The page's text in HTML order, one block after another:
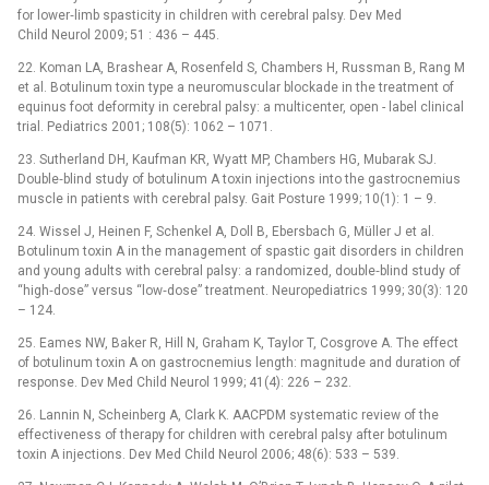
for lower‑limb spasticity in children with cerebral palsy. Dev Med
Child Neurol 2009; 51 : 436 –⁠ 445.
22. Koman LA, Brashear A, Rosenfeld S, Chambers H, Russman B, Rang M
et al. Botulinum toxin type a neuromuscular blockade in the treatment of
equinus foot deformity in cerebral palsy: a multicenter, open -⁠ label clinical
trial. Pediatrics 2001; 108(5): 1062 –⁠ 1071.
23. Sutherland DH, Kaufman KR, Wyatt MP, Chambers HG, Mubarak SJ.
Double‑blind study of botulinum A toxin injections into the gastrocnemius
muscle in patients with cerebral palsy. Gait Posture 1999; 10(1): 1 –⁠ 9.
24. Wissel J, Heinen F, Schenkel A, Doll B, Ebersbach G, Müller J et al.
Botulinum toxin A in the management of spastic gait disorders in children
and young adults with cerebral palsy: a randomized, double‑blind study of
“high‑dose” versus “low‑dose” treatment. Neuropediatrics 1999; 30(3): 120
–⁠ 124.
25. Eames NW, Baker R, Hill N, Graham K, Taylor T, Cosgrove A. The effect
of botulinum toxin A on gastrocnemius length: magnitude and duration of
response. Dev Med Child Neurol 1999; 41(4): 226 –⁠ 232.
26. Lannin N, Scheinberg A, Clark K. AACPDM systematic review of the
effectiveness of therapy for children with cerebral palsy after botulinum
toxin A injections. Dev Med Child Neurol 2006; 48(6): 533 –⁠ 539.